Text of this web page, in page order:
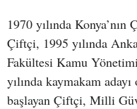
1970 yılında
Çiftçi, 1995 yılında
Fakültesi Kamu
yılında kaymakam
başlayan Çiftçi, Milli